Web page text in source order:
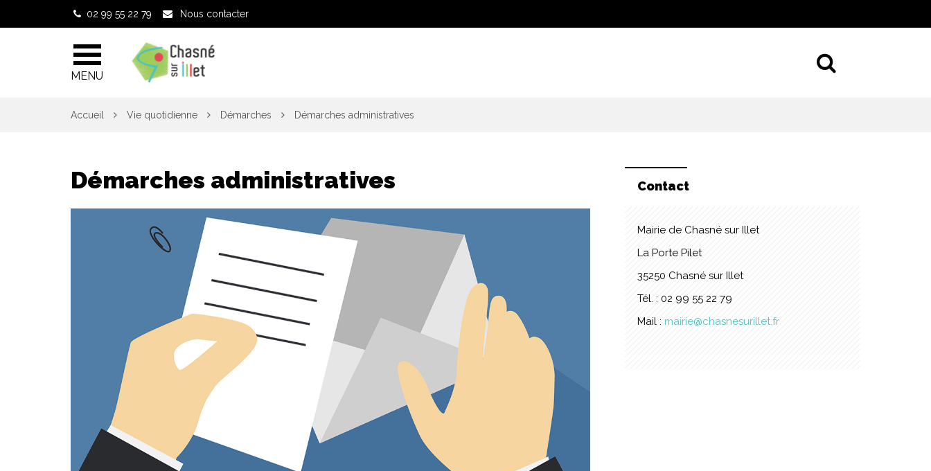
02 99 55 22 79 Nous contacter
MENU
Accueil Vie quotidienne Démarches Démarches administratives
Démarches administratives Contact
Mairie de Chasné sur Illet
La Porte Pilet
35250 Chasné sur Illet
Tél. : 02 99 55 22 79
Mail : mairie@chasnesurillet.fr